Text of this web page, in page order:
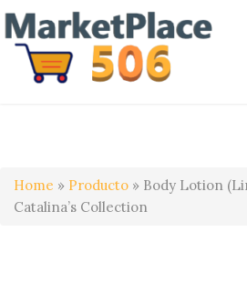
Home » Producto » Body Lotion
Catalina’s Collection